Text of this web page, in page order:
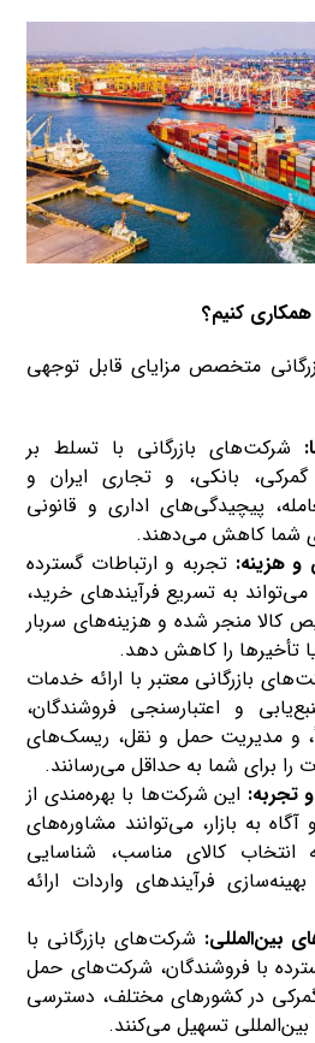
کنیم؟
متخصص مزایای قابل توجهی
شرکت‌های بازرگانی با تسلط بر
بانکی، و تجاری ایران و
پیچیدگی‌های اداری و قانونی
شما کاهش می‌دهند.
و هزینه: تجربه و ارتباطات گسترده
به تسریع فرآیندهای خرید،
کالا منجر شده و هزینه‌های سربار
تأخیرها را کاهش دهد.
بازرگانی معتبر با ارائه خدمات
و اعتبارسنجی فروشندگان،
و مدیریت حمل و نقل، ریسک‌های
را برای شما به حداقل می‌رسانند.
تجربه: این شرکت‌ها با بهره‌مندی از
به بازار، می‌توانند مشاوره‌های
انتخاب کالای مناسب، شناسایی
فرآیندهای واردات ارائه
بین‌المللی: شرکت‌های بازرگانی با
با فروشندگان، شرکت‌های حمل
گمرکی در کشورهای مختلف، دسترسی
تسهیل می‌کنند.